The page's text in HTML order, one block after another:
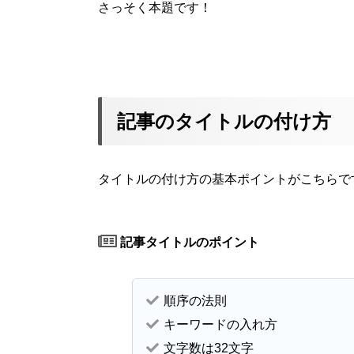
さっそく本題です！
記事のタイトルの付け方
タイトルの付け方の基本ポイントがこちらで
記事タイトルのポイント
順序の法則
キーワードの入れ方
文字数は32文字